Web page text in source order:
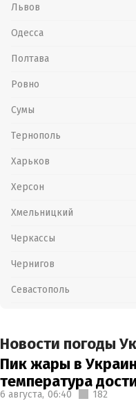
Львов
Одесса
Полтава
Ровно
Сумы
Тернополь
Харьков
Херсон
Хмельницкий
Черкассы
Чернигов
Севастополь
Новости погоды
Пик жары в
температура
6 августа, 06:40 182